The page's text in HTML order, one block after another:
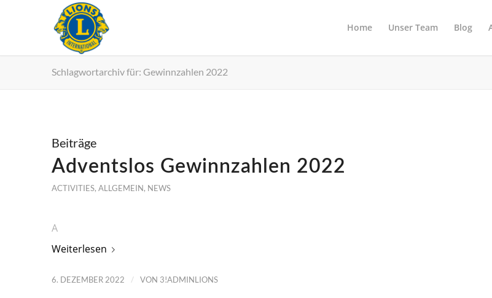
Home Unser Team Blog
Schlagwortarchiv für: Gewinnzahlen 2022
Beiträge
Adventslos Gewinnzahlen 2022
ACTIVITIES, ALLGEMEIN, NEWS
A
Weiterlesen
6. DEZEMBER 2022 / VON 3!ADMINLIONS